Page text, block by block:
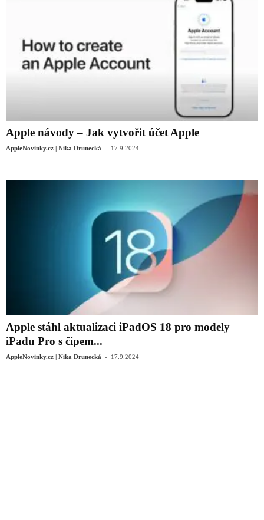
Apple návody – Jak vytvořit účet Apple
AppleNovinky.cz | Nika Drunecká - 17.9.2024
Apple stáhl aktualizaci iPadOS 18 pro modely
iPadu Pro s čipem...
AppleNovinky.cz | Nika Drunecká - 17.9.2024